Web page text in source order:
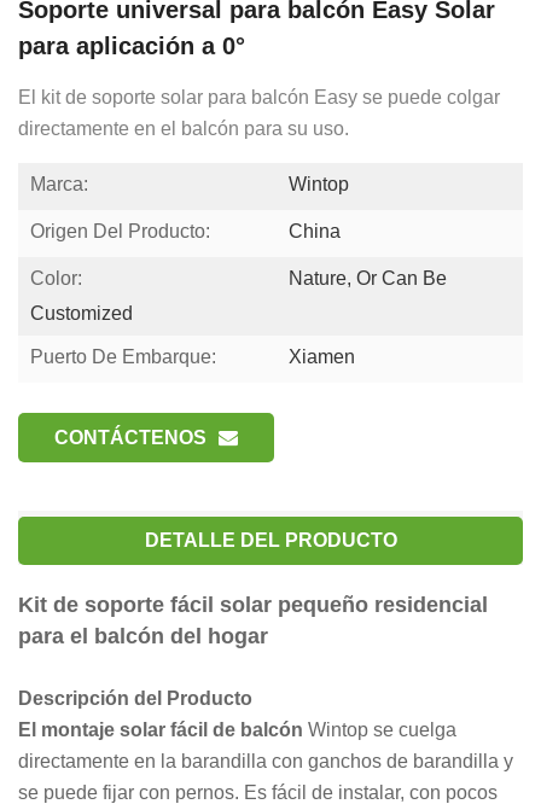
Soporte universal para balcón Easy Solar
para aplicación a 0°
El kit de soporte solar para balcón Easy se puede colgar
directamente en el balcón para su uso.
Marca: Wintop
Origen Del Producto: China
Color:
Nature, Or Can Be
Customized
Puerto De Embarque: Xiamen
CONTÁCTENOS
DETALLE DEL PRODUCTO
Kit de soporte fácil solar pequeño residencial
para el balcón del hogar
Descripción del Producto
El montaje solar fácil de balcón Wintop se cuelga
directamente en la barandilla con ganchos de barandilla y
se puede fijar con pernos. Es fácil de instalar, con pocos